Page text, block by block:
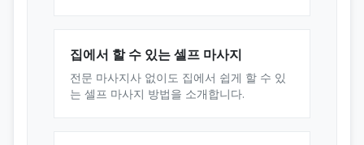
집에서 할 수 있는 셀프 마사지
전문 마사지사 없이도 집에서 쉽게 할 수 있
는 셀프 마사지 방법을 소개합니다.